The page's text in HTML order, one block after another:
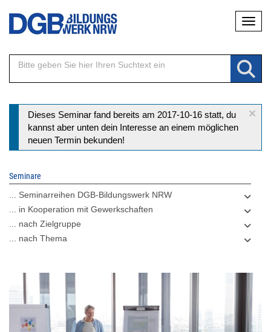
Direkt
Inhalt
×
Statusmeldung
Dieses Seminar fand bereits am 2017-10-16 statt, du
kannst aber unten dein Interesse an einem möglichen
neuen Termin bekunden!
Seminare
... Seminarreihen DGB-Bildungswerk NRW
... in Kooperation mit Gewerkschaften
... nach Zielgruppe
... nach Thema